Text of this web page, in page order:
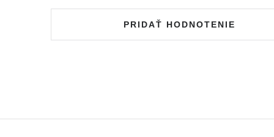
PRIDAŤ HODNOTENIE